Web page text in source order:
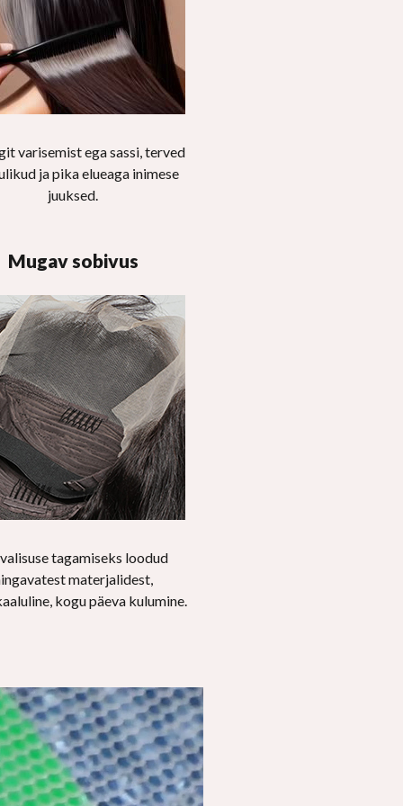
varisemist ega sassi, terved
ja pika elueaga inimese
juuksed.
Mugav sobivus
tagamiseks loodud
materjalidest,
kogu päeva kulumine.